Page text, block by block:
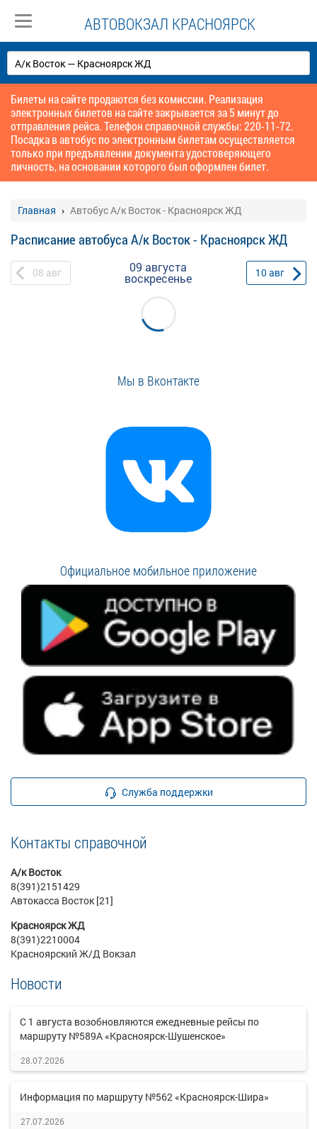
АВТОВОКЗАЛ КРАСНОЯРСК
Билеты на сайте продаются без комиссии. Реализация
электронных билетов на сайте закрывается за 5 минут до
отправления рейса. Телефон справочной службы: 220-11-72.
Посадка в автобус по электронным билетам осуществляется
только при предъявлении документа удостоверяющего
личность, на основании которого был оформлен билет.
Главная Автобус А/к Восток - Красноярск ЖД
Расписание автобуса А/к Восток - Красноярск ЖД
08 авг 09 августа
воскресенье 10авг
Мы в Вконтакте
Официальное мобильное приложение
Служба поддержки
Контакты справочной
А/к Восток
8(391)2151429
Автокасса Восток [21]
Красноярск ЖД
8(391)2210004
Красноярский Ж/Д Вокзал
Новости
С 1 августа возобновляются ежедневные рейсы по
маршруту №589А «Красноярск-Шушенское»
28.07.2026
Информация по маршруту №562 «Красноярск-Шира»
27.07.2026